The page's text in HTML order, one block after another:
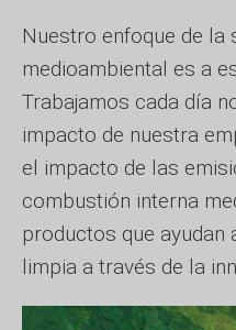
Nuestro enfoque de la
medioambiental es a
Trabajamos cada día
impacto de nuestra
el impacto de las
combustión interna
productos que
limpia a través de la